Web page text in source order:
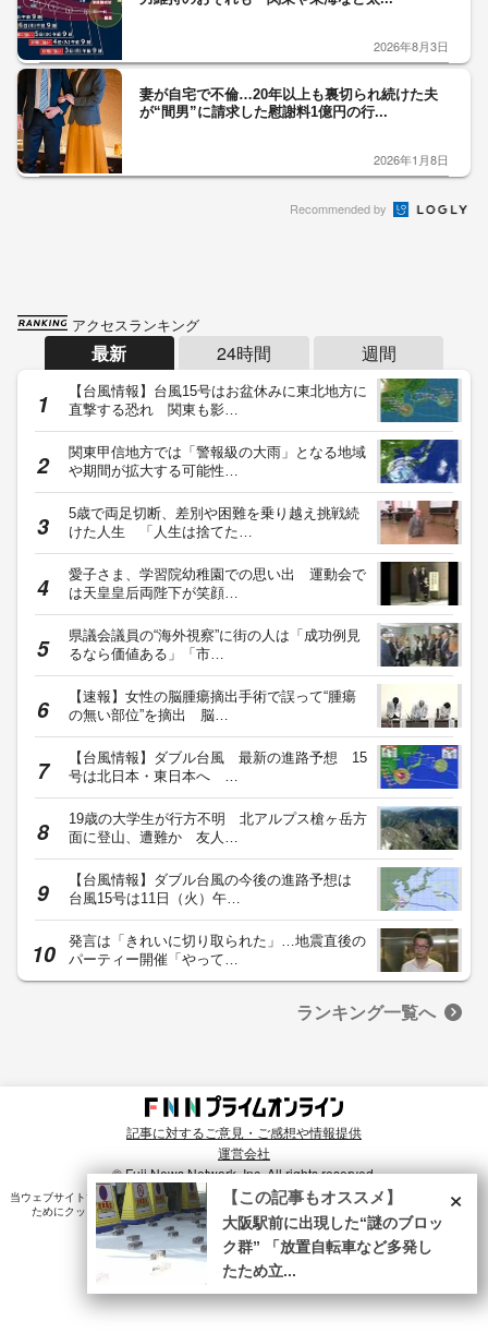
2026年8月3日
妻が自宅で不倫…20年以上も裏切られ続けた夫
が“間男”に請求した慰謝料1億円の行...
2026年1月8日
Recommended by
アクセスランキング
最新 24時間 週間
【台風情報】台風15号はお盆休みに東北地方に
直撃する恐れ 関東も影…
関東甲信地方では「警報級の大雨」となる地域
や期間が拡大する可能性…
5歳で両足切断、差別や困難を乗り越え挑戦続
けた人生 「人生は捨てた…
愛子さま、学習院幼稚園での思い出 運動会で
は天皇皇后両陛下が笑顔…
県議会議員の“海外視察”に街の人は「成功例見
るなら価値ある」「市…
【速報】女性の脳腫瘍摘出手術で誤って“腫瘍
の無い部位”を摘出 脳…
【台風情報】ダブル台風 最新の進路予想 15
号は北日本・東日本へ …
19歳の大学生が行方不明 北アルプス槍ヶ岳方
面に登山、遭難か 友人…
【台風情報】ダブル台風の今後の進路予想は
台風15号は11日（火）午…
発言は「きれいに切り取られた」…地震直後の
パーティー開催「やって…
ランキング一覧へ
記事に対するご意見・ご感想や情報提供
運営会社
© Fuji News Network, Inc. All rights reserved.
当ウェブサイトでは、ユーザのニーズ・興味・関⼼に合致したコンテンツや広告配信を提供する
ためにクッキーを使⽤しています。詳細は、
プライバシーポリシー をご確認ください。×
【この記事もオススメ】
大阪駅前に出現した“謎のブロッ
ク群” 「放置自転車など多発し
たため立...